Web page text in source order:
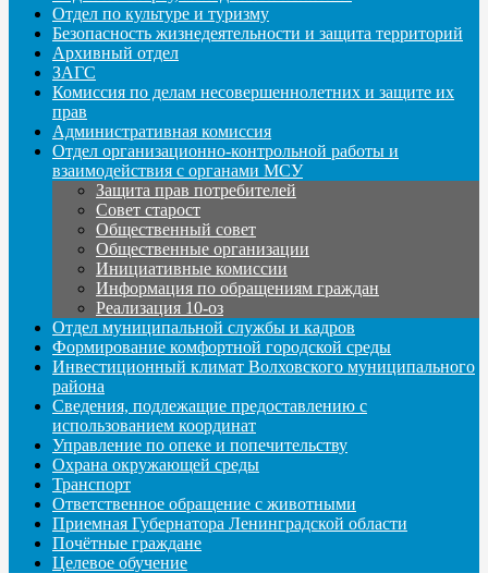
Отдел по культуре и туризму
Безопасность жизнедеятельности и защита территорий
Архивный отдел
ЗАГС
Комиссия по делам несовершеннолетних и защите их
прав
Административная комиссия
Отдел организационно-контрольной работы и
взаимодействия с органами МСУ
Защита прав потребителей
Совет старост
Общественный совет
Общественные организации
Инициативные комиссии
Информация по обращениям граждан
Реализация 10-оз
Отдел муниципальной службы и кадров
Формирование комфортной городской среды
Инвестиционный климат Волховского муниципального
района
Сведения, подлежащие предоставлению с
использованием координат
Управление по опеке и попечительству
Охрана окружающей среды
Транспорт
Ответственное обращение с животными
Приемная Губернатора Ленинградской области
Почётные граждане
Целевое обучение